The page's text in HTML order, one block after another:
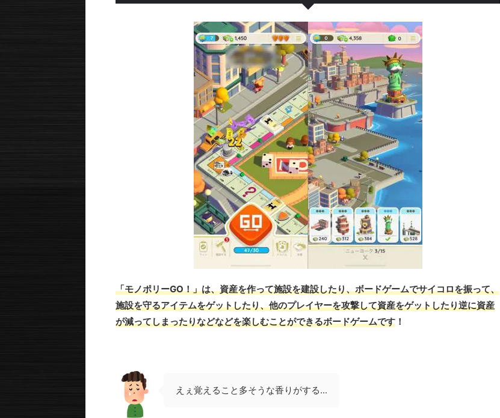
「モノポリーGO！」は、資産を作って施設を建設したり、ボードゲームでサイコロを振って、
施設を守るアイテムをゲットしたり、他のプレイヤーを攻撃して資産をゲットしたり逆に資産
が減ってしまったりなどなどを楽しむことができるボードゲームです ！
えぇ覚えること多そうな香りがする...